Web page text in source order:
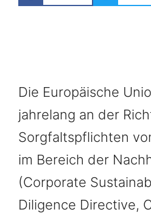
Die Europäische
jahrelang an der
Sorgfaltspflichten
im Bereich der
(Corporate
Diligence Directive,